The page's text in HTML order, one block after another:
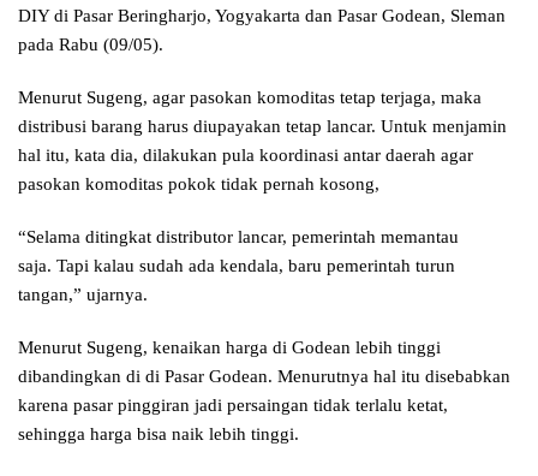
DIY di Pasar Beringharjo, Yogyakarta dan Pasar Godean, Sleman
pada Rabu (09/05).
Menurut Sugeng, agar pasokan komoditas tetap terjaga, maka
distribusi barang harus diupayakan tetap lancar. Untuk menjamin
hal itu, kata dia, dilakukan pula koordinasi antar daerah agar
pasokan komoditas pokok tidak pernah kosong,
“Selama ditingkat distributor lancar, pemerintah memantau
saja. Tapi kalau sudah ada kendala, baru pemerintah turun
tangan,” ujarnya.
Menurut Sugeng, kenaikan harga di Godean lebih tinggi
dibandingkan di di Pasar Godean. Menurutnya hal itu disebabkan
karena pasar pinggiran jadi persaingan tidak terlalu ketat,
sehingga harga bisa naik lebih tinggi.